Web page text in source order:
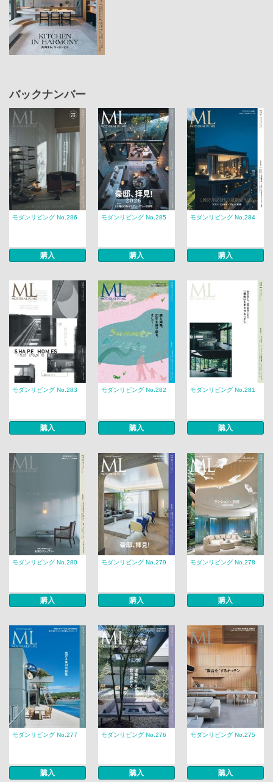
バックナンバー
モダンリビング No.286
購入
モダンリビング No.285
購入
モダンリビング No.284
購入
モダンリビング No.283
購入
モダンリビング No.282
購入
モダンリビング No.281
購入
モダンリビング No.280
購入
モダンリビング No.279
購入
モダンリビング No.278
購入
モダンリビング No.277
購入
モダンリビング No.276
購入
モダンリビング No.275
購入